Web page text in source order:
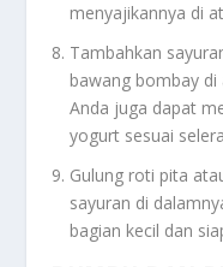
menyajikannya di
Tambahkan
bawang bombay di
Anda juga dapat
yogurt sesuai
Gulung roti pita
sayuran di
bagian kecil dan